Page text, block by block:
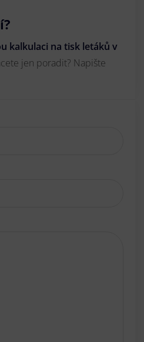
kalkulaci na tisk letáků v
jen poradit? Napište